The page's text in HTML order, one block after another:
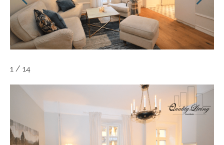
1 / 14